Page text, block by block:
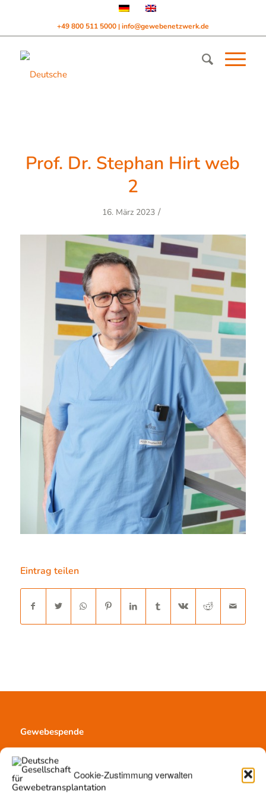
Cookie-Zustimmung verwalten
+49 800 511 5000 | info@gewebenetzwerk.de
Prof. Dr. Stephan Hirt web
2
16. März 2023 /
Eintrag teilen
Gewebespende
Voraussetzungen
Informationsmaterial